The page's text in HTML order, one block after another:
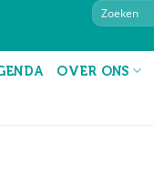
OVER ONS